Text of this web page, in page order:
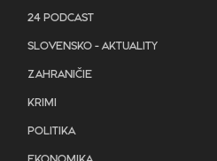
24 PODCAST
SLOVENSKO - AKTUALITY
ZAHRANIČIE
KRIMI
POLITIKA